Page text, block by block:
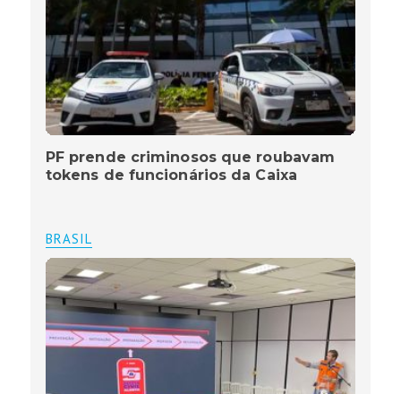
PF prende criminosos que roubavam
tokens de funcionários da Caixa
BRASIL